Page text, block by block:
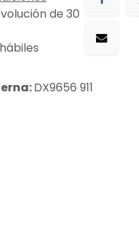
de 30
DX9656 911